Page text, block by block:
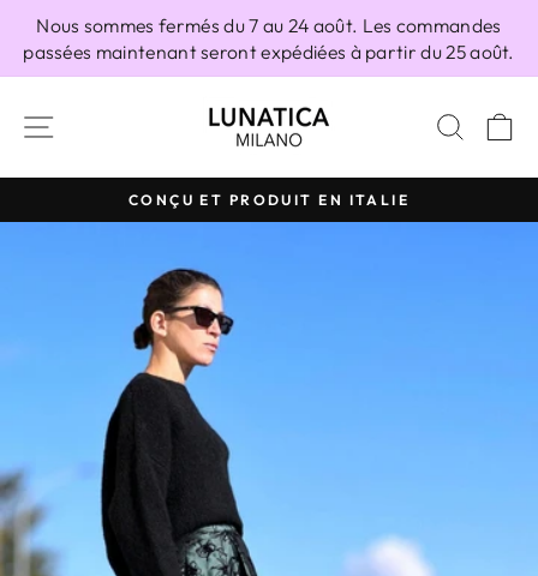
contenu
Nous sommes fermés du 7 au 24 août. Les commandes
passées maintenant seront expédiées à partir du 25 août.
Diaporama
CONÇU ET PRODUIT EN ITALIE